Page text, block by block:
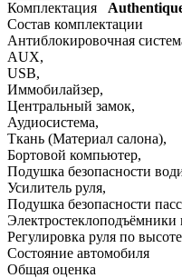
Комплектация
Состав комплектации
Антиблокировочная
AUX,
USB,
Иммобилайзер,
Центральный замок,
Аудиосистема,
Ткань (Материал салона),
Бортовой компьютер,
Подушка безопасности
Усилитель руля,
Подушка безопасности
Электростеклоподъёмники
Регулировка руля по высоте
Состояние автомобиля
Общая оценка